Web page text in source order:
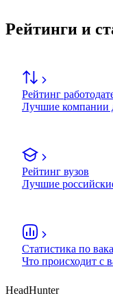
Рейтинги и
Рейтинг
Лучшие компании
Рейтинг вузов
Лучшие
Статистика по
Что происходит с
HeadHunter